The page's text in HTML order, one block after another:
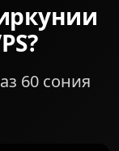
60 сония